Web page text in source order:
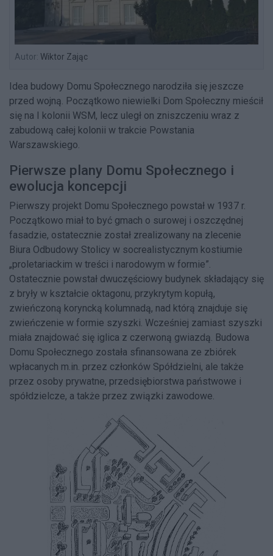
Autor: Wiktor Zając
Idea budowy Domu Społecznego narodziła się jeszcze
przed wojną. Początkowo niewielki Dom Społeczny mieścił
się na I kolonii WSM, lecz uległ on zniszczeniu wraz z
zabudową całej kolonii w trakcie Powstania
Warszawskiego.
Pierwsze plany Domu Społecznego i
ewolucja koncepcji
Pierwszy projekt Domu Społecznego powstał w 1937 r.
Początkowo miał to być gmach o surowej i oszczędnej
fasadzie, ostatecznie został zrealizowany na zlecenie
Biura Odbudowy Stolicy w socrealistycznym kostiumie
„proletariackim w treści i narodowym w formie”.
Ostatecznie powstał dwuczęściowy budynek składający się
z bryły w kształcie oktagonu, przykrytym kopułą,
zwieńczoną koryncką kolumnadą, nad którą znajduje się
zwieńczenie w formie szyszki. Wcześniej zamiast szyszki
miała znajdować się iglica z czerwoną gwiazdą. Budowa
Domu Społecznego została sfinansowana ze zbiórek
wpłacanych m.in. przez członków Spółdzielni, ale także
przez osoby prywatne, przedsiębiorstwa państwowe i
spółdzielcze, a także przez związki zawodowe.